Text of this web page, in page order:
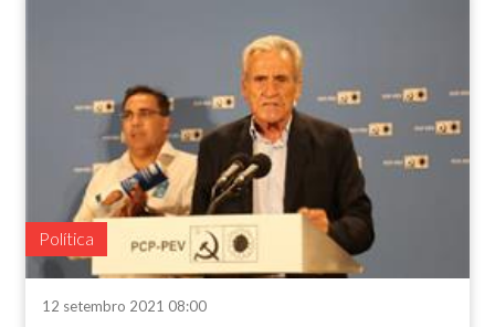
Política
12 setembro 2021 08:00